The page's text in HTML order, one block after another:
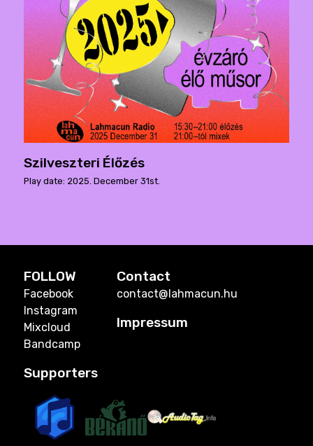
Szilveszteri Élőzés
Play date: 2025. December 31st.
FOLLOW
Facebook
Instagram
Mixcloud
Bandcamp
Contact
contact@lahmacun.hu
Impressum
Supporters